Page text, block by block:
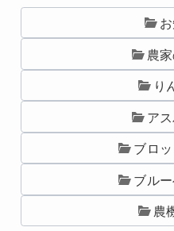
農
り
ア
ブロ
ブル
農